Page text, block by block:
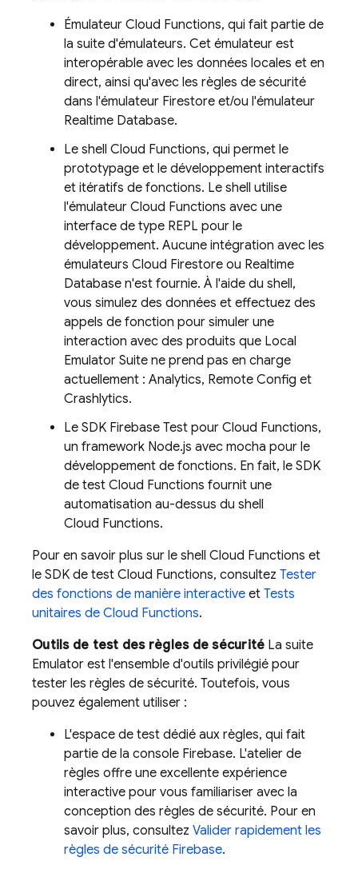
Émulateur Cloud Functions, qui fait partie de
la suite d'émulateurs. Cet émulateur est
interopérable avec les données locales et en
direct, ainsi qu'avec les règles de sécurité
dans l'émulateur Firestore et/ou l'émulateur
Realtime Database.
Le shell Cloud Functions, qui permet le
prototypage et le développement interactifs
et itératifs de fonctions. Le shell utilise
l'émulateur Cloud Functions avec une
interface de type REPL pour le
développement. Aucune intégration avec les
émulateurs Cloud Firestore ou Realtime
Database n'est fournie. À l'aide du shell,
vous simulez des données et effectuez des
appels de fonction pour simuler une
interaction avec des produits que Local
Emulator Suite ne prend pas en charge
actuellement : Analytics, Remote Config et
Crashlytics.
Le SDK Firebase Test pour Cloud Functions,
un framework Node.js avec mocha pour le
développement de fonctions. En fait, le SDK
de test Cloud Functions fournit une
automatisation au-dessus du shell
Cloud Functions.
Pour en savoir plus sur le shell Cloud Functions et
le SDK de test Cloud Functions, consultez Tester
des fonctions de manière interactive et Tests
unitaires de Cloud Functions.
Outils de test des règles de sécurité La suite
Emulator est l'ensemble d'outils privilégié pour
tester les règles de sécurité. Toutefois, vous
pouvez également utiliser :
L'espace de test dédié aux règles, qui fait
partie de la console Firebase. L'atelier de
règles offre une excellente expérience
interactive pour vous familiariser avec la
conception des règles de sécurité. Pour en
savoir plus, consultez Valider rapidement les
règles de sécurité Firebase.